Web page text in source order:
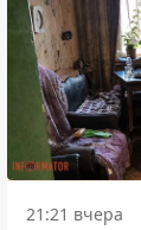
21:21 вчера